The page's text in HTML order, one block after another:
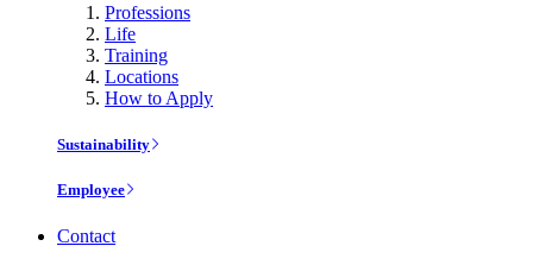
Professions
Life
Training
Locations
How to Apply
Sustainability
Employee
Contact